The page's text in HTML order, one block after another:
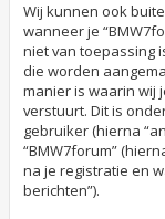
Wij kunnen ook
wanneer je
niet van toepassing
die worden
manier is waarin wij
verstuurt. Dit is
gebruiker (hierna
“BMW7forum”
na je registratie en
berichten”).